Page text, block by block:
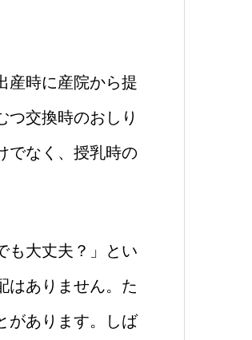
産時に産院から提
交換時のおしり
でなく、授乳時の
も大丈夫？」とい
はありません。た
があります。しば